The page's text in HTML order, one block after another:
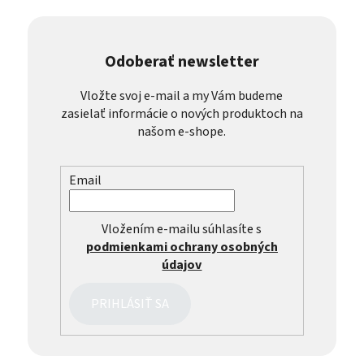
Odoberať newsletter
Vložte svoj e-mail a my Vám budeme
zasielať informácie o nových produktoch na
našom e-shope.
Email
Vložením e-mailu súhlasíte s
podmienkami ochrany osobných
údajov
PRIHLÁSIŤ SA